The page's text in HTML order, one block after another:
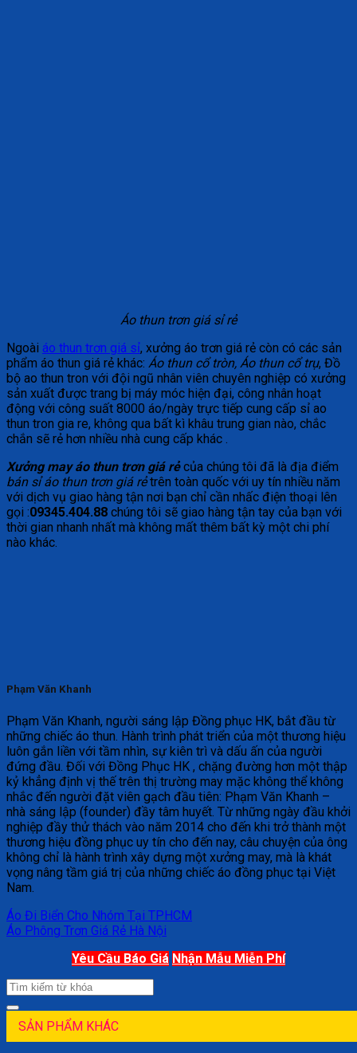
Áo thun trơn giá sỉ rẻ
Ngoài áo thun trơn giá sỉ, xưởng áo trơn giá rẻ còn có các sản
phẩm áo thun giá rẻ khác: Áo thun cổ tròn, Áo thun cổ trụ, Đồ
bộ ao thun tron với đội ngũ nhân viên chuyên nghiệp có xưởng
sản xuất được trang bị máy móc hiện đại, công nhân hoạt
động với công suất 8000 áo/ngày trực tiếp cung cấp sỉ ao
thun tron gia re, không qua bất kì khâu trung gian nào, chắc
chắn sẽ rẻ hơn nhiều nhà cung cấp khác .
Xưởng may áo thun trơn giá rẻ của chúng tôi đã là địa điểm
bán sỉ áo thun trơn giá rẻtrên toàn quốc với uy tín nhiều năm
với dịch vụ giao hàng tận nơi bạn chỉ cần nhấc điện thoại lên
gọi :09345.404.88 chúng tôi sẽ giao hàng tận tay của bạn với
thời gian nhanh nhất mà không mất thêm bất kỳ một chi phí
nào khác.
Phạm Văn Khanh
Phạm Văn Khanh, người sáng lập Đồng phục HK, bắt đầu từ
những chiếc áo thun. Hành trình phát triển của một thương hiệu
luôn gắn liền với tầm nhìn, sự kiên trì và dấu ấn của người
đứng đầu. Đối với Đồng Phục HK , chặng đường hơn một thập
kỷ khẳng định vị thế trên thị trường may mặc không thể không
nhắc đến người đặt viên gạch đầu tiên: Phạm Văn Khanh –
nhà sáng lập (founder) đầy tâm huyết. Từ những ngày đầu khởi
nghiệp đầy thử thách vào năm 2014 cho đến khi trở thành một
thương hiệu đồng phục uy tín cho đến nay, câu chuyện của ông
không chỉ là hành trình xây dựng một xưởng may, mà là khát
vọng nâng tầm giá trị của những chiếc áo đồng phục tại Việt
Nam.
Áo Đi Biển Cho Nhóm Tại TPHCM
Áo Phông Trơn Giá Rẻ Hà Nội
Yêu Cầu Báo Giá Nhận Mẫu Miễn Phí
SẢN PHẨM KHÁC